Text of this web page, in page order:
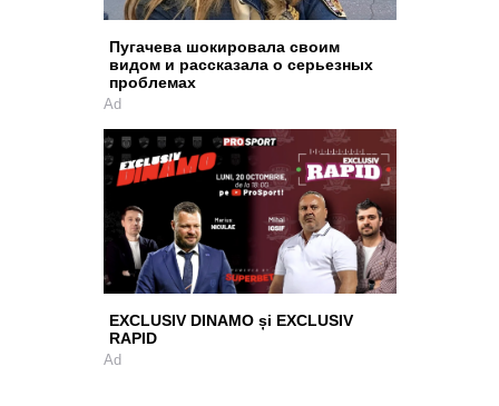
Пугачева шокировала своим
видом и рассказала о серьезных
проблемах
Ad
EXCLUSIV DINAMO și EXCLUSIV
RAPID
Ad